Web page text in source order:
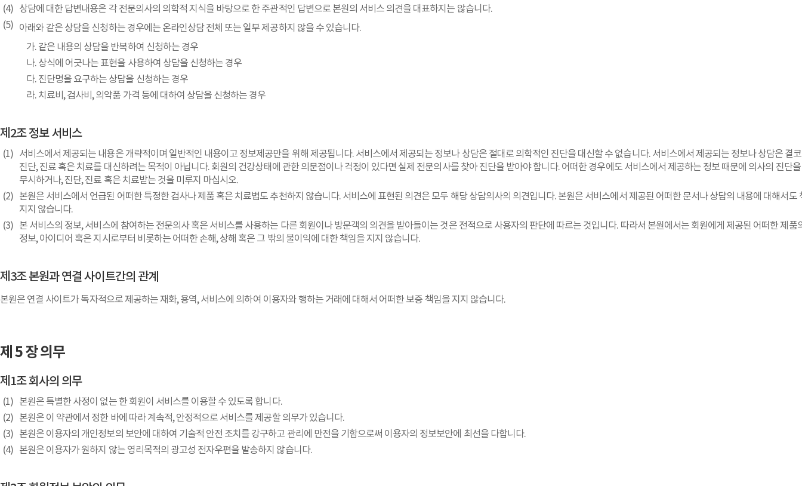
상담에 대한 답변내용은 각 전문의사의 의학적 지식을 바탕으로 한 주관적인 답변으로 본원의 서비스 의견을 대표하지는 않습니다.
아래와 같은 상담을 신청하는 경우에는 온라인상담 전체 또는 일부 제공하지 않을 수 있습니다.
같은 내용의 상담을 반복하여 신청하는 경우
상식에 어긋나는 표현을 사용하여 상담을 신청하는 경우
진단명을 요구하는 상담을 신청하는 경우
치료비, 검사비, 의약품 가격 등에 대하여 상담을 신청하는 경우
제2조 정보 서비스
서비스에서 제공되는 내용은 개략적이며 일반적인 내용이고 정보제공만을 위해 제공됩니다. 서비스에서 제공되는 정보나 상담은 절대로 의학적인 진단을 대신할 수 없습니다. 서비스에서 제공되는 정보나 상담은 결
진단, 진료 혹은 치료를 대신하려는 목적이 아닙니다. 회원의 건강상태에 관한 의문점이나 걱정이 있다면 실제 전문의사를 찾아 진단을 받아야 합니다. 어떠한 경우에도 서비스에서 제공하는 정보 때문에 의사의 진단을
무시하거나, 진단, 진료 혹은 치료받는 것을 미루지 마십시오.
본원은 서비스에서 언급된 어떠한 특정한 검사나 제품 혹은 치료법도 추천하지 않습니다. 서비스에 표현된 의견은 모두 해당 상담의사의 의견입니다. 본원은 서비스에서 제공된 어떠한 문서나 상담의 내용에 대해서도
지지 않습니다.
본 서비스의 정보, 서비스에 참여하는 전문의사 혹은 서비스를 사용하는 다른 회원이나 방문객의 의견을 받아들이는 것은 전적으로 사용자의 판단에 따르는 것입니다. 따라서 본원에서는 회원에게 제공된 어떠한 제품
정보, 아이디어 혹은 지시로부터 비롯하는 어떠한 손해, 상해 혹은 그 밖의 불이익에 대한 책임을 지지 않습니다.
제3조 본원과 연결 사이트간의 관계
본원은 연결 사이트가 독자적으로 제공하는 재화, 용역, 서비스에 의하여 이용자와 행하는 거래에 대해서 어떠한 보증 책임을 지지 않습니다.
제 5 장 의무
제1조 회사의 의무
본원은 특별한 사정이 없는 한 회원이 서비스를 이용할 수 있도록 합니다.
본원은 이 약관에서 정한 바에 따라 계속적, 안정적으로 서비스를 제공할 의무가 있습니다.
본원은 이용자의 개인정보의 보안에 대하여 기술적 안전 조치를 강구하고 관리에 만전을 기함으로써 이용자의 정보보안에 최선을 다합니다.
본원은 이용자가 원하지 않는 영리목적의 광고성 전자우편을 발송하지 않습니다.